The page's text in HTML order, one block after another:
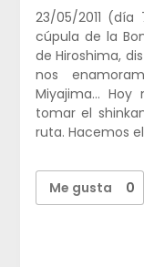
23/05/2011
cúpula de la
de Hiroshima,
nos
Miyajima… Hoy
tomar el
ruta. Hacemos
Me gusta 0